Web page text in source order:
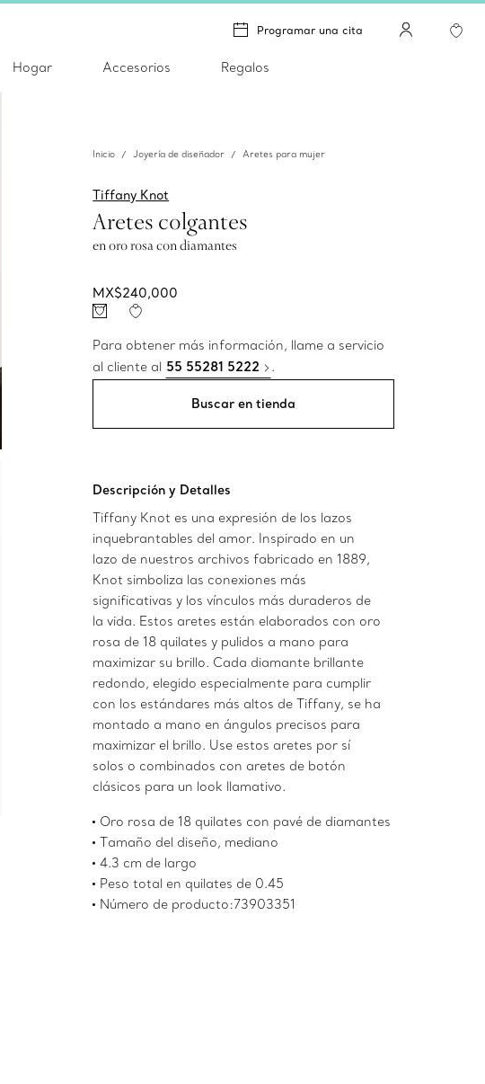
Programar una cita
Hogar Accesorios Regalos
Inicio Joyería de diseñador Aretes para mujer
Tiffany Knot
Aretes colgantes
en oro rosa con diamantes
MX$240,000
Para obtener más información, llame a servicio
al cliente al 55 55281 5222 .
Buscar en tienda
Descripción y Detalles
Tiffany Knot es una expresión de los lazos
inquebrantables del amor. Inspirado en un
lazo de nuestros archivos fabricado en 1889,
Knot simboliza las conexiones más
significativas y los vínculos más duraderos de
la vida. Estos aretes están elaborados con oro
rosa de 18 quilates y pulidos a mano para
maximizar su brillo. Cada diamante brillante
redondo, elegido especialmente para cumplir
con los estándares más altos de Tiffany, se ha
montado a mano en ángulos precisos para
maximizar el brillo. Use estos aretes por sí
solos o combinados con aretes de botón
clásicos para un look llamativo.
Oro rosa de 18 quilates con pavé de diamantes
Tamaño del diseño, mediano
4.3 cm de largo
Peso total en quilates de 0.45
Número de producto:73903351